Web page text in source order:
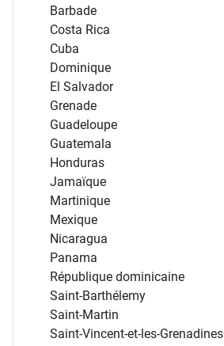
Barbade
Costa Rica
Cuba
Dominique
El Salvador
Grenade
Guadeloupe
Guatemala
Honduras
Jamaïque
Martinique
Mexique
Nicaragua
Panama
République dominicaine
Saint-Barthélemy
Saint-Martin
Saint-Vincent-et-les-Grenadines